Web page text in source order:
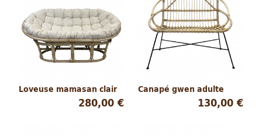
Loveuse mamasan clair
280,00 €
Canapé gwen adulte
130,00 €